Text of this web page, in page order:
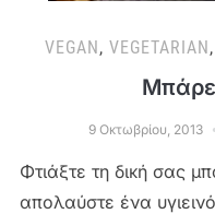
VEGAN, VEGETARIAN,
9 Οκτωβρίου, 2013
Φτιάξτε τη δική σας
απολαύστε ένα